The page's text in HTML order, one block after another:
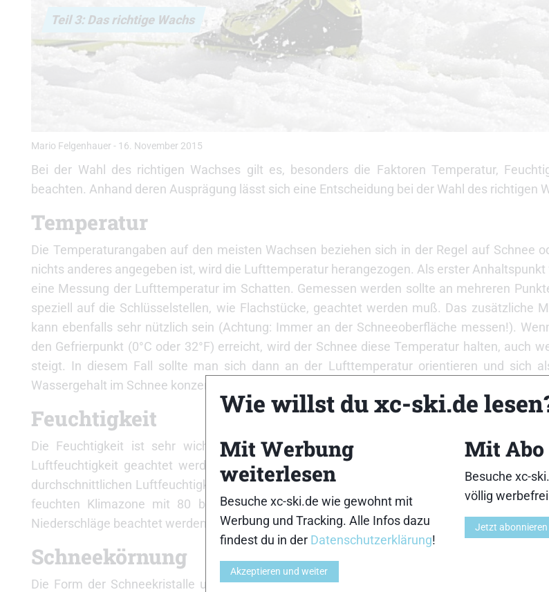
Teil 3: Das richtige Wachs
Mario Felgenhauer - 16. November 2015
Bei der Wahl des richtigen Wachses gilt es, besonders die Faktoren Temperatur,
beachten. Anhand deren Ausprägung lässt sich eine Entscheidung bei der Wahl des richtigen
Temperatur
Die Temperaturangaben auf den meisten Wachsen beziehen sich in der Regel auf Schnee
nichts anderes angegeben ist, wird die Lufttemperatur herangezogen. Als erster
eine Messung der Lufttemperatur im Schatten. Gemessen werden sollte an mehreren
speziell auf die Schlüsselstellen, wie Flachstücke, geachtet werden muß. Das zusätzliche
kann ebenfalls sehr nützlich sein (Achtung: Immer an der Schneeoberfläche messen!).
den Gefrierpunkt (0°C oder 32°F) erreicht, wird der Schnee diese Temperatur halten, auch
steigt. In diesem Fall sollte man sich dann an der Lufttemperatur orientieren und sich
Wassergehalt im Schnee konzentrieren.
Feuchtigkeit
Die Feuchtigkeit ist sehr wichtig, wobei aber mehr auf lokale Klimagegebenheiten als
Luftfeuchtigkeit geachtet werden soll. Ins Kalkül zu ziehen ist, ob das Rennen in einer
durchschnittlichen Luftfeuchtigkeit von weniger als 50 Prozent, in einer „normalen“ Zone mit
feuchten Klimazone mit 80 bis 100 Prozent stattfindet. Dazu müssen dann natürlich
Niederschläge beachtet werden.
Schneekörnung
Die Form der Schneekristalle und folglich der Schneeoberfläche ist für die Wachswahl
Wie willst du xc-ski.de
Mit Werbung
weiterlesen
Besuche xc-ski.de wie gewohnt mit
Werbung und Tracking. Alle Infos dazu
findest du in der Datenschutzerklärung!
Akzeptieren und weiter
Mit Abo
Besuche xc-
völlig
Jetzt abonnieren